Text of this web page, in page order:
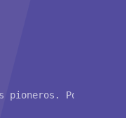
pioneros. Por